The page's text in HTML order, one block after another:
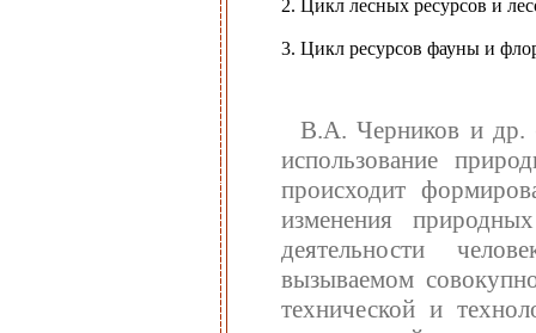
2. Цикл лесных ресурсов и
3. Цикл ресурсов фауны и
В.А. Черников и др.
использование
происходит
изменения
деятельности
вызываемом
технической и